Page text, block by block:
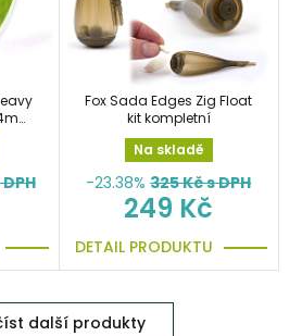
Fox Sada Edges Zig Float
kit kompletní
Na skladě
-23.38% 325Kč s DPH
249 Kč
DETAIL PRODUKTU
další produkty